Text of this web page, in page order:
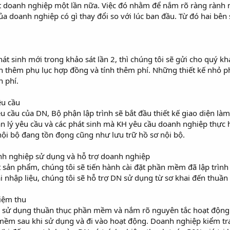
doanh nghiệp một lần nữa. Việc đó nhằm để nắm rõ ràng
doanh nghiệp có gì thay đổi so với lúc ban đầu. Từ đó hai
sinh mới trong khảo sát lần 2, thì chúng tôi sẽ gửi cho quý
thêm phụ lục hợp đồng và tính thêm phí. Những thiết kế nhỏ
phí.
cầu
cầu của DN, Bộ phận lập trình sẽ bắt đầu thiết kế giao diện
lý yêu cầu và các phát sinh mà KH yêu cầu doanh nghiệp
bộ đang tồn đọng cũng như lưu trữ hồ sơ nội bộ.
nghiệp sử dụng và hỗ trợ doanh nghiệp
phẩm, chúng tôi sẽ tiến hành cài đặt phần mềm đã lập
liệu, chúng tôi sẽ hỗ trợ DN sử dụng từ sơ khai đến thuần
thu
dụng thuần thục phần mềm và nắm rõ nguyên tắc hoạt
sau khi sử dụng và đi vào hoạt động. Doanh nghiệp kiểm